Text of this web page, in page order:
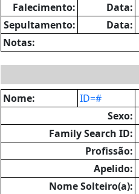
Falecimento:
Data:
Sepultamento:
Data:
Notas:
Nome:
ID=#
Sexo:
Family Search ID:
Profissão:
Apelido:
Nome Solteiro(a):